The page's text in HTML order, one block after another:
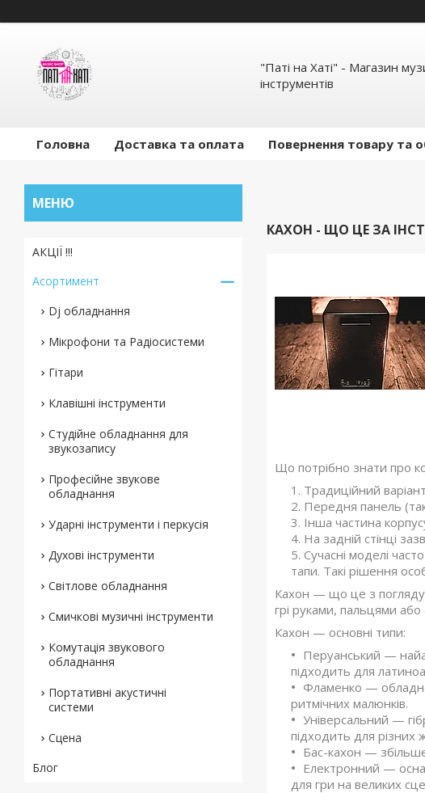
"Паті на Хаті" - Магазин
інструментів
Головна Доставка та оплата Повернення товару та
КАХОН - ЩО ЦЕ ЗА
Що потрібно знати про
Традиційний
Передня панель
Інша частина
На задній стінці
Сучасні моделі
тапи. Такі рішення
Кахон — що це з погляду
грі руками, пальцями
Кахон — основні типи:
Перуанський —
підходить для
Фламенко —
ритмічних малюнків.
Універсальний —
підходить для різних
Бас-кахон —
Електронний —
для гри на великих
АКЦІЇ !!!
Асортимент
Dj обладнання
Мікрофони та Радіосистеми
Гітари
Клавішні інструменти
Студійне обладнання для
звукозапису
Професійне звукове
обладнання
Ударні інструменти і перкусія
Духові інструменти
Світлове обладнання
Смичкові музичні інструменти
Комутація звукового
обладнання
Портативні акустичні
системи
Сцена
Блог